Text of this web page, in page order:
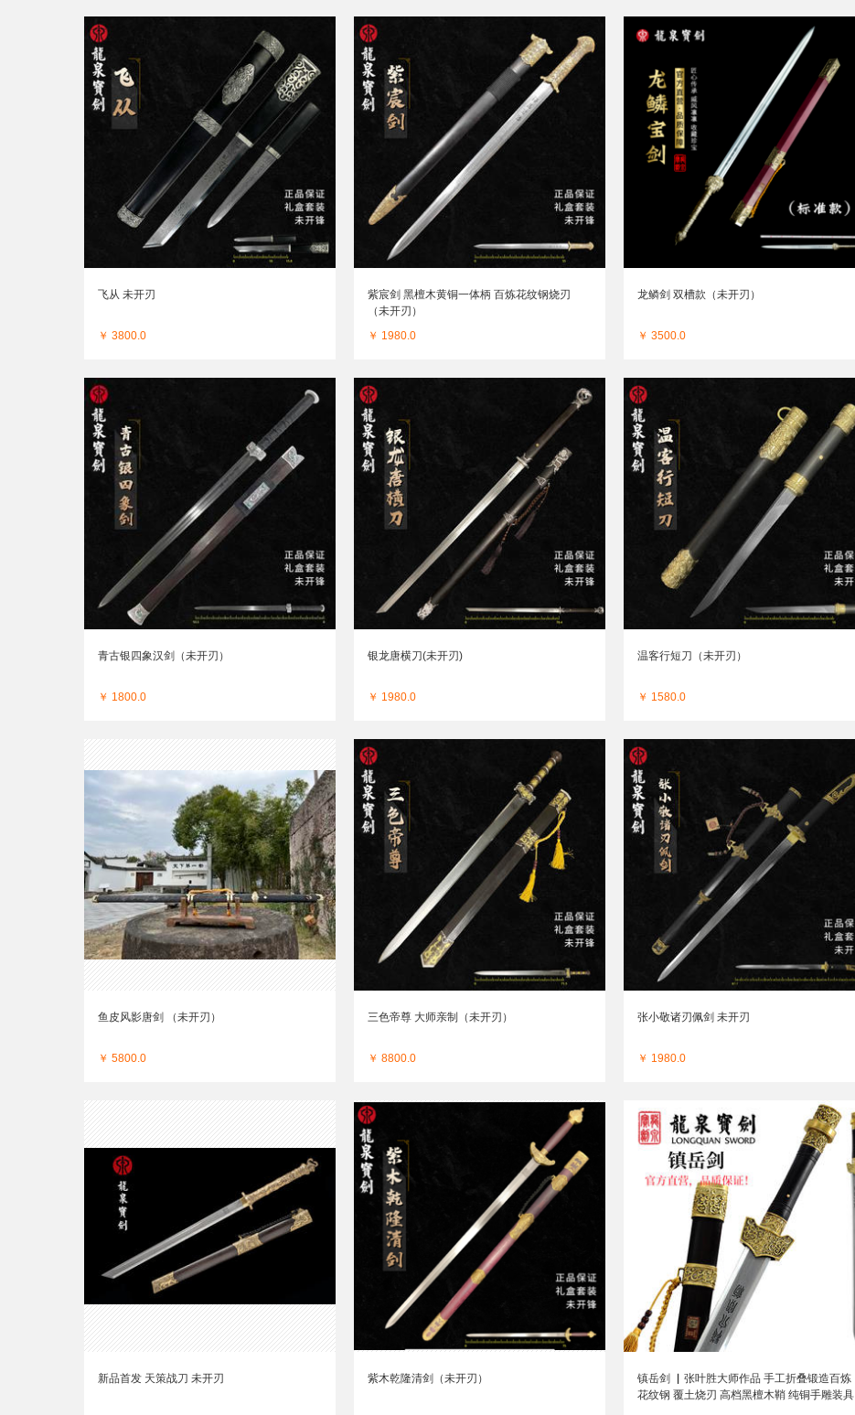
飞从 未开刃
￥ 3800.0
紫宸剑 黑檀木黄铜一体柄 百炼花纹钢烧刃
（未开刃）
￥ 1980.0
龙鳞剑 双槽款（未开刃）
￥ 3500.0
青古银四象汉剑（未开刃）
￥ 1800.0
银龙唐横刀(未开刃)
￥ 1980.0
温客行短刀（未开刃）
￥ 1580.0
鱼皮风影唐剑 （未开刃）
￥ 5800.0
三色帝尊 大师亲制（未开刃）
￥ 8800.0
张小敬诸刃佩剑 未开刃
￥ 1980.0
新品首发 天策战刀 未开刃 紫木乾隆清剑（未开刃）
镇岳剑 ▏张叶胜大师作品 手工折叠锻造百炼
花纹钢 覆土烧刃 高档黑檀木鞘 纯铜手雕装具